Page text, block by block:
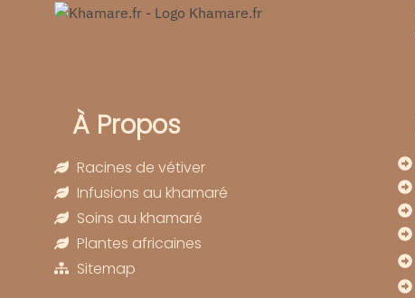
À Propos
Racines de vétiver
Infusions au khamaré
Soins au khamaré
Plantes africaines
Sitemap